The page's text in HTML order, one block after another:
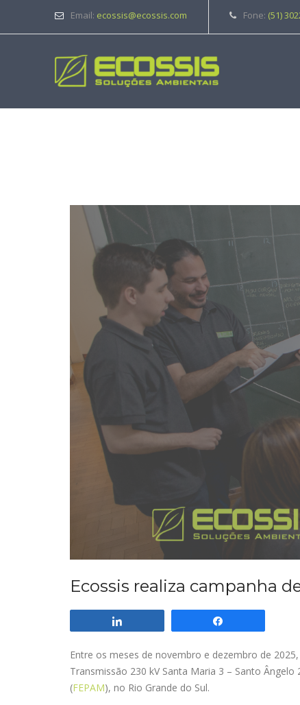
Email: ecossis@ecossis.com Fone: (51)
Ecossis realiza campanha
Entre os meses de novembro e dezembro de
Transmissão 230 kV Santa Maria 3 – Santo
(FEPAM), no Rio Grande do Sul.